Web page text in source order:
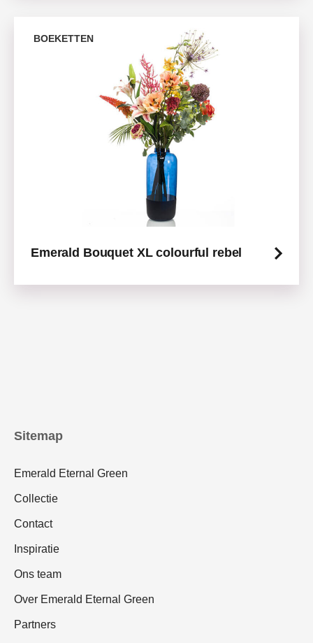
BOEKETTEN
Emerald Bouquet XL colourful rebel
Sitemap
Emerald Eternal Green
Collectie
Contact
Inspiratie
Ons team
Over Emerald Eternal Green
Partners